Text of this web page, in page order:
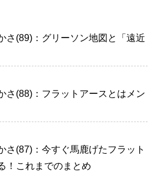
さ(89)：グリーソン地図と「遠近
さ(88)：フラットアースとはメン
さ(87)：今すぐ馬鹿げたフラット
！これまでのまとめ